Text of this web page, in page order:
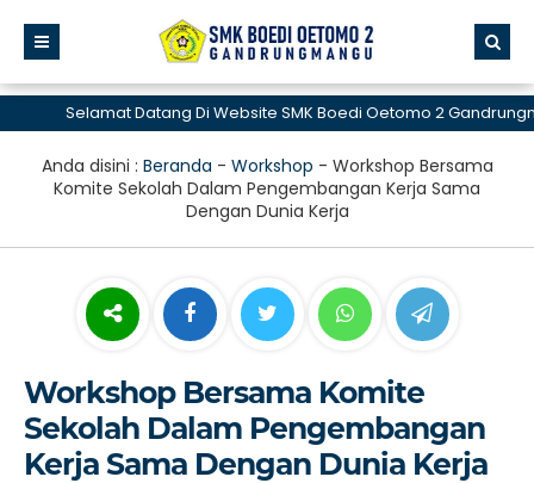
Selamat Datang Di Website SMK Boedi Oetomo 2
Anda disini : Beranda - Workshop - Workshop Bersama
Komite Sekolah Dalam Pengembangan Kerja Sama
Dengan Dunia Kerja
Workshop Bersama Komite
Sekolah Dalam Pengembangan
Kerja Sama Dengan Dunia Kerja